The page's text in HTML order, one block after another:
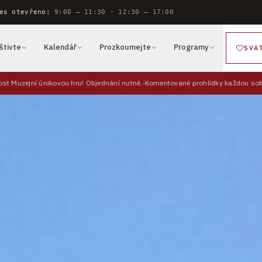
otevřeno: 9:00 — 11:30 · 12:30 — 17:00
Kalendář Prozkoumejte Programy
hru! Objednání nutné. Komentované prohlídky každou sobotu ve